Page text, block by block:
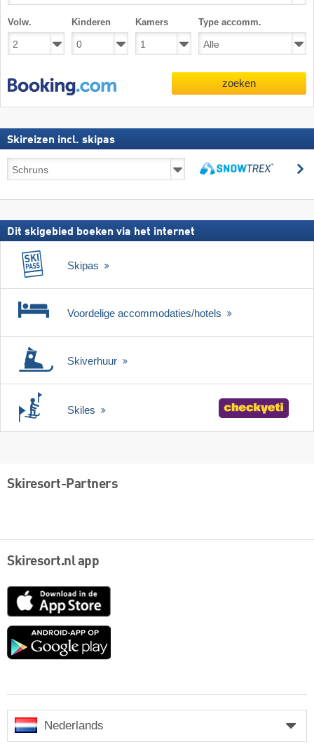
Volw. Kinderen Kamers Type accomm.
zoeken
Skireizen incl. skipas
incl.
Dit skigebied boeken via het internet
Skipas
Voordelige accommodaties/hotels
Skiverhuur
Skiles
Skiresort-Partners
Skiresort.nl app
App
Google
Nederlands